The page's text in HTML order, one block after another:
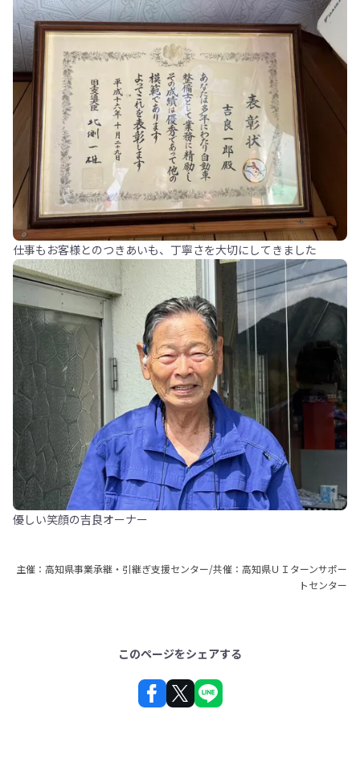
仕事もお客様とのつきあいも、丁寧さを大切にしてきました
優しい笑顔の吉良オーナー
主催：高知県事業承継・引継ぎ支援センター/共催：高知県ＵＩターンサポー
トセンター
このページをシェアする